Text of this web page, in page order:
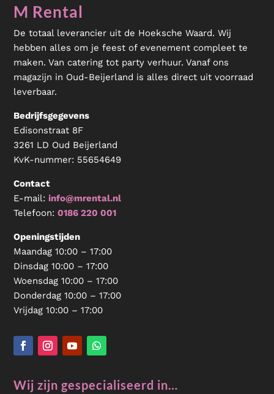
M Rental
De totaal leverancier uit de Hoeksche Waard. Wij
hebben alles om je feest of evenement compleet te
maken. Van catering tot party verhuur. Vanaf ons
magazijn in Oud-Beijerland is alles direct uit voorraad
leverbaar.
Bedrijfsgegevens
Edisonstraat 8F
3261 LD Oud Beijerland
KvK-nummer: 55654649
Contact
E-mail:info@mrental.nl
Telefoon:0186 220 001
Openingstijden
Maandag 10:00 – 17:00
Dinsdag 10:00 – 17:00
Woensdag 10:00 – 17:00
Donderdag 10:00 – 17:00
Vrijdag 10:00 – 17:00
Wij zijn gespecialiseerd in…